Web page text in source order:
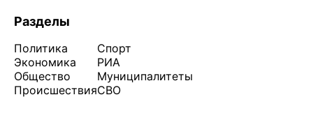
Разделы
Политика
Экономика
Общество
Происшествия
Спорт
РИА
Муниципалитеты
СВО